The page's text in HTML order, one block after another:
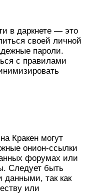
в даркнете — это
своей личной
пароли.
с правилами
Кракен могут
онион-ссылки
форумах или
Следует быть
так как
или